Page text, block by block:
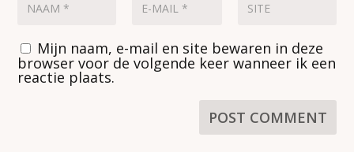
Mijn naam, e-mail en site bewaren in deze
browser voor de volgende keer wanneer ik een
reactie plaats.